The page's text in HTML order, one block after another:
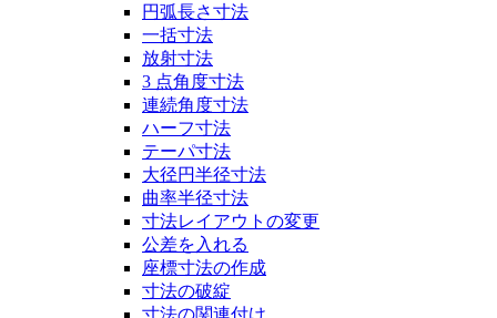
円弧長さ寸法
一括寸法
放射寸法
3 点角度寸法
連続角度寸法
ハーフ寸法
テーパ寸法
大径円半径寸法
曲率半径寸法
寸法レイアウトの変更
公差を入れる
座標寸法の作成
寸法の破綻